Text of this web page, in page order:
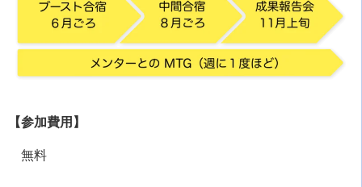
【参加費用】
無料